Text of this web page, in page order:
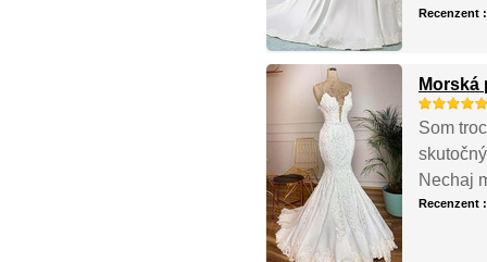
Recenzent
Morská
Som
Nechaj
Recenzent